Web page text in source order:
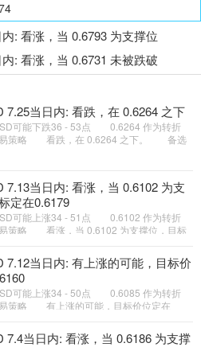
: 看涨，当 0.6793 为支撑位
: 看涨，当 0.6731 未被跌破
7.25当日内: 看跌，在 0.6264 之下
可能下跌36 - 53点 0.6264 作为转折
策略 看跌，在 0.6264 之下。 备选
7.13当日内: 看涨，当 0.6102 为支
定在0.6179
可能上涨34 - 51点 0.6102 作为转折
略 看涨，当 0.6102 为支撑位，目标
趋势，目
7.12当日内: 有上涨的可能，目标价
可能上涨34 - 50点 0.6085 作为转折
略 有上涨的可能，目标价位定在
，目标位
7.4当日内: 看涨，当 0.6186 为支撑